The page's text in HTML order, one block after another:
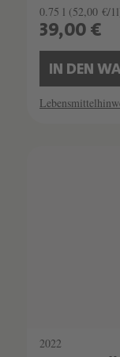
0.75 l (52,00 €/
39,00 €
IN DEN
2022